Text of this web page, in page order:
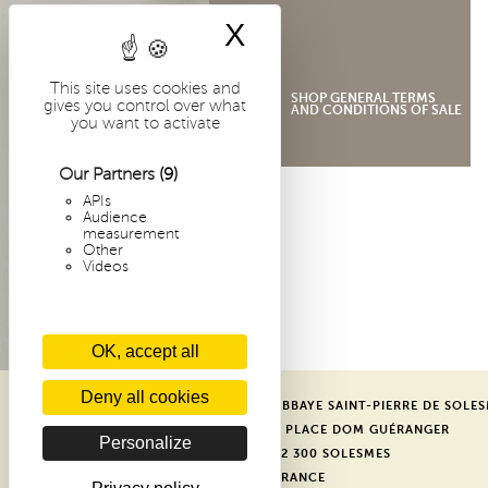
This site uses cookies and
gives you control over what
you want to activate
Our Partners (9)
APIs
Audience
measurement
Other
Videos
OK, accept all
Deny all cookies
Personalize
X
SHOP GENERAL TERMS
AND CONDITIONS OF SALE
ABBAYE SAINT-PIERRE DE
1 PLACE DOM GUÉRANGER
72 300 SOLESMES
FRANCE